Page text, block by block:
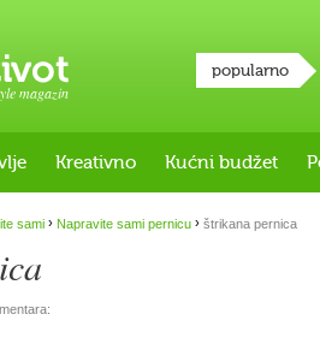
magazin
popularno
Kreativno Kućni budžet
sami › Napravite sami pernicu › štrikana pernica